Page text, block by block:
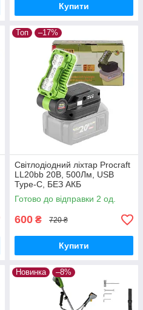
Купити
Топ –17%
Світлодіодний ліхтар Procraft
LL20bb 20В, 500Лм, USB
Type-C, БЕЗ АКБ
Готово до відправки 2 од.
600 ₴ 720 ₴
Купити
Новинка –8%